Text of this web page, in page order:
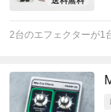
2台のエフェクターが1